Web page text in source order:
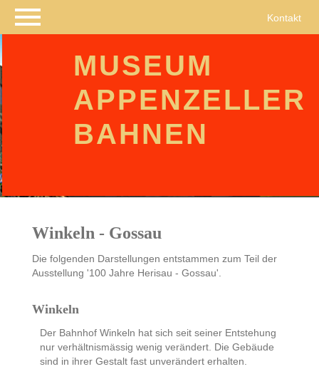
Navigation
überspringen
Kontakt
MUSEUM
APPENZELLER
BAHNEN
Winkeln - Gossau
Die folgenden Darstellungen entstammen zum Teil der
Ausstellung '100 Jahre Herisau - Gossau'.
Winkeln
Der Bahnhof Winkeln hat sich seit seiner Entstehung
nur verhältnismässig wenig verändert. Die Gebäude
sind in ihrer Gestalt fast unverändert erhalten.